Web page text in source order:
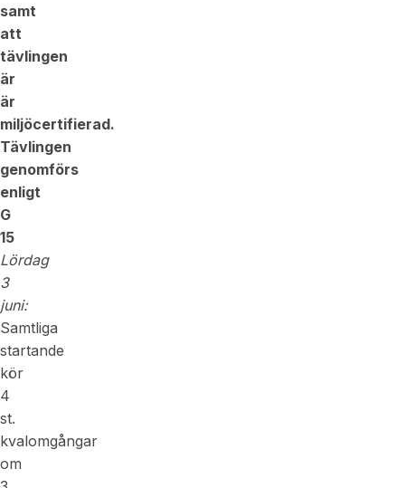
samt
att
tävlingen
är
är
miljöcertifierad.
Tävlingen
genomförs
enligt
G
15
Lördag
3
juni:
Samtliga
startande
kör
4
st.
kvalomgångar
om